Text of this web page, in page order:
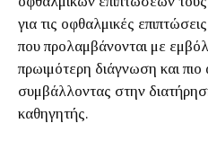
για τις οφθαλμικές
που προλαμβάνονται με
πρωιμότερη διάγνωση και
συμβάλλοντας στην
καθηγητής.